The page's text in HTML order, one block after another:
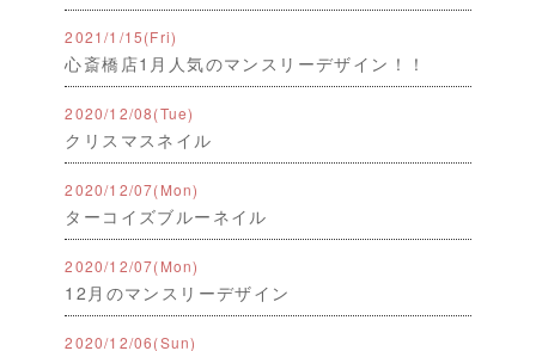
2021/1 /15(Fri)
心斎橋店1月人気のマンスリーデザイン！！
2020/12/08(Tue)
クリスマスネイル
2020/12/07(Mon)
ターコイズブルーネイル
2020/12/07(Mon)
12月のマンスリーデザイン
2020/12/06(Sun)